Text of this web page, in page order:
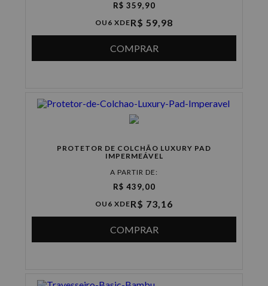
R$ 359,90
OU 6 XDER$ 59,98
COMPRAR
PROTETOR DE COLCHÃO LUXURY PAD
IMPERMEÁVEL
A PARTIR DE:
R$ 439,00
OU 6 XDER$ 73,16
COMPRAR